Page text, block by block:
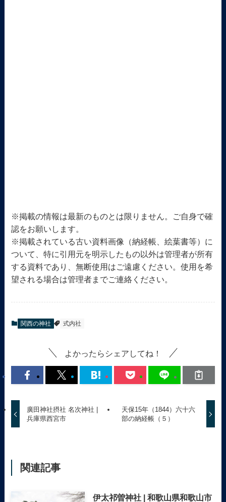
※掲載の情報は最新のものとは限りません。ご自身で確
認をお願いします。
※掲載されている古い資料画像（納経帳、絵葉書等）に
ついて、特に引用元を明示したもの以外は管理者が所有
する資料であり、無断使用はご遠慮ください。使用を希
望される場合は管理者までご連絡ください。
関西の神社 式内社
よかったらシェアしてね！
廣田神社摂社 名次神社 |
兵庫県西宮市
天保15年（1844）六十六
部の納経帳（５）
関連記事
伊太祁曽神社 | 和歌山県和歌山市